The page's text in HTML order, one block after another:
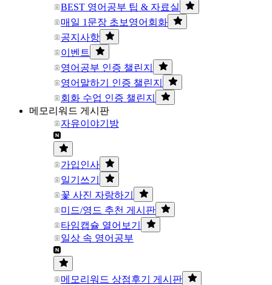
BEST 영어공부 팁 & 자료실
매일 1문장 초보영어회화
공지사항
이벤트
영어공부 인증 챌린지
영어말하기 인증 챌린지
회화 수업 인증 챌린지
메모리워드 게시판
자유이야기방
가입인사
일기쓰기
꽃 사진 자랑하기
미드/영드 추천 게시판
타임캡슐 열어보기
일상 속 영어공부
메모리워드 상점후기 게시판